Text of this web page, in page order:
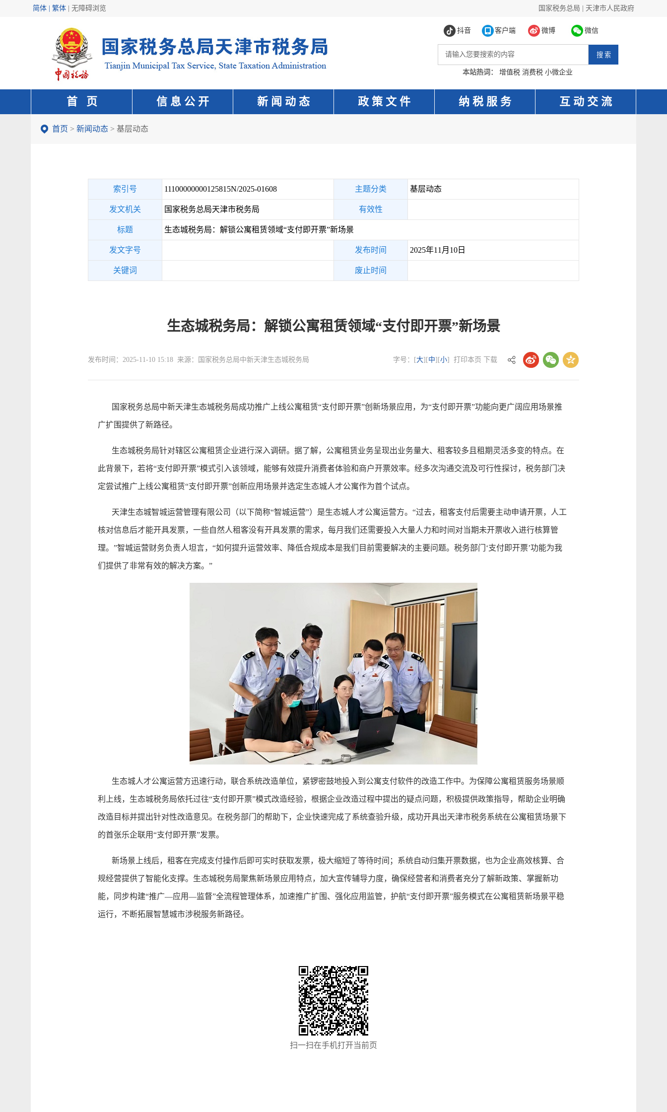
简体 | 繁体 无障碍浏览 国家税务总局 天津市人民政府
抖音 客户端 微博 微信
本站热词： 增值税 消费税 小微企业
首 页 信 息 公 开 新 闻 动 态 政 策 文 件 纳 税 服 务 互 动 交 流
首页 > 新闻动态 > 基层动态
索引号 11100000000125815N/2025-01608 主题分类 基层动态
发文机关 国家税务总局天津市税务局 有效性
标题 生态城税务局：解锁公寓租赁领域“支付即开票”新场景
发文字号 发布时间 2025年11月10日
关键词 废止时间
生态城税务局：解锁公寓租赁领域“支付即开票”新场景
发布时间：2025-11-10 15:18 来源：国家税务总局中新天津生态城税务局 字号：[大][中][小] 打印本页 下载
国家税务总局中新天津生态城税务局成功推广上线公寓租赁“支付即开票”创新场景应用，为“支付即开票”功能向更广阔应用场景推
广扩围提供了新路径。
生态城税务局针对辖区公寓租赁企业进行深入调研。据了解，公寓租赁业务呈现出业务量大、租客较多且租期灵活多变的特点。在
此背景下，若将“支付即开票”模式引入该领域，能够有效提升消费者体验和商户开票效率。经多次沟通交流及可行性探讨，税务部门决
定尝试推广上线公寓租赁“支付即开票”创新应用场景并选定生态城人才公寓作为首个试点。
天津生态城智城运营管理有限公司（以下简称“智城运营”）是生态城人才公寓运营方。“过去，租客支付后需要主动申请开票，人工
核对信息后才能开具发票，一些自然人租客没有开具发票的需求，每月我们还需要投入大量人力和时间对当期未开票收入进行核算管
理。”智城运营财务负责人坦言，“如何提升运营效率、降低合规成本是我们目前需要解决的主要问题。税务部门‘支付即开票’功能为我
们提供了非常有效的解决方案。”
生态城人才公寓运营方迅速行动，联合系统改造单位，紧锣密鼓地投入到公寓支付软件的改造工作中。为保障公寓租赁服务场景顺
利上线，生态城税务局依托过往“支付即开票”模式改造经验，根据企业改造过程中提出的疑点问题，积极提供政策指导，帮助企业明确
改造目标并提出针对性改造意见。在税务部门的帮助下，企业快速完成了系统查验升级，成功开具出天津市税务系统在公寓租赁场景下
的首张乐企联用“支付即开票”发票。
新场景上线后，租客在完成支付操作后即可实时获取发票，极大缩短了等待时间；系统自动归集开票数据，也为企业高效核算、合
规经营提供了智能化支撑。生态城税务局聚焦新场景应用特点，加大宣传辅导力度，确保经营者和消费者充分了解新政策、掌握新功
能，同步构建“推广—应用—监督”全流程管理体系，加速推广扩围、强化应用监管，护航“支付即开票”服务模式在公寓租赁新场景平稳
运行，不断拓展智慧城市涉税服务新路径。
扫一扫在手机打开当前页